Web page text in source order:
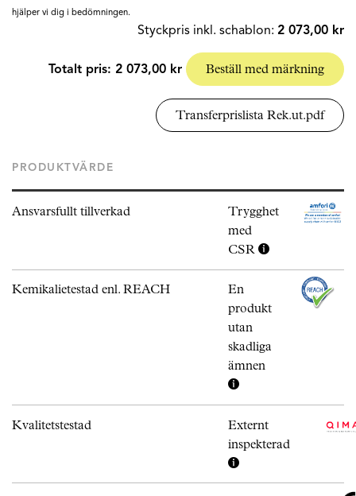
hjälper vi dig i bedömningen.
Styckpris inkl. schablon: 2 073,00 kr
Totalt pris: 2 073,00 kr Beställ med märkning
Transferprislista Rek.ut.pdf
PRODUKTVÄRDE
Ansvarsfullt tillverkad
Trygghet
med
CSR
Kemikalietestad enl. REACH
En
produkt
utan
skadliga
ämnen
Kvalitetstestad
Externt
inspekterad